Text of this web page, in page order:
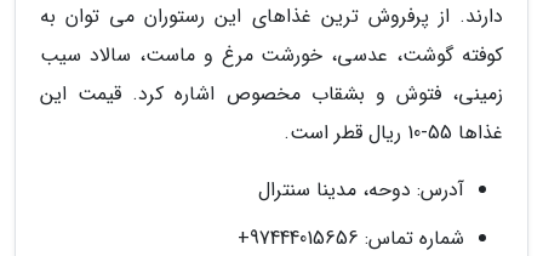
دارند. از پرفروش ترین غذاهای این رستوران می توان به
کوفته گوشت، عدسی، خورشت مرغ و ماست، سالاد سیب
زمینی، فتوش و بشقاب مخصوص اشاره کرد. قیمت این
غذاها 55-10 ریال قطر است.
آدرس: دوحه، مدینا سنترال
شماره تماس: 97444015656+